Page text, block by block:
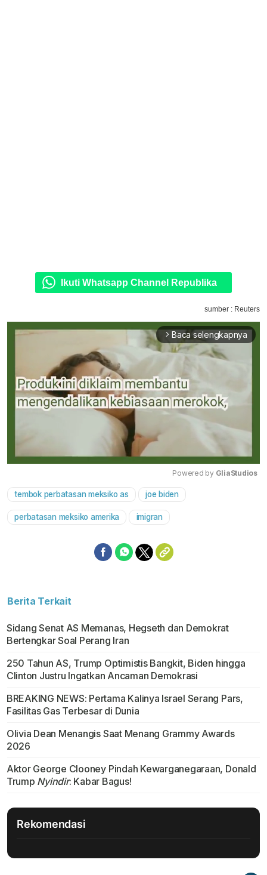
Ikuti Whatsapp Channel Republika
sumber : Reuters
arrow_forward_ios Baca selengkapnya
Powered by GliaStudios
tembok perbatasan meksiko as joe biden
perbatasan meksiko amerika imigran
Berita Terkait
Sidang Senat AS Memanas, Hegseth dan Demokrat
Bertengkar Soal Perang Iran
250 Tahun AS, Trump Optimistis Bangkit, Biden hingga
Clinton Justru Ingatkan Ancaman Demokrasi
BREAKING NEWS: Pertama Kalinya Israel Serang Pars,
Fasilitas Gas Terbesar di Dunia
Olivia Dean Menangis Saat Menang Grammy Awards
2026
Aktor George Clooney Pindah Kewarganegaraan, Donald
Trump Nyindir: Kabar Bagus!
Rekomendasi